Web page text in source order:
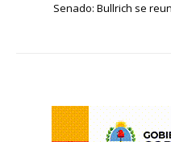
Senado: Bullrich se